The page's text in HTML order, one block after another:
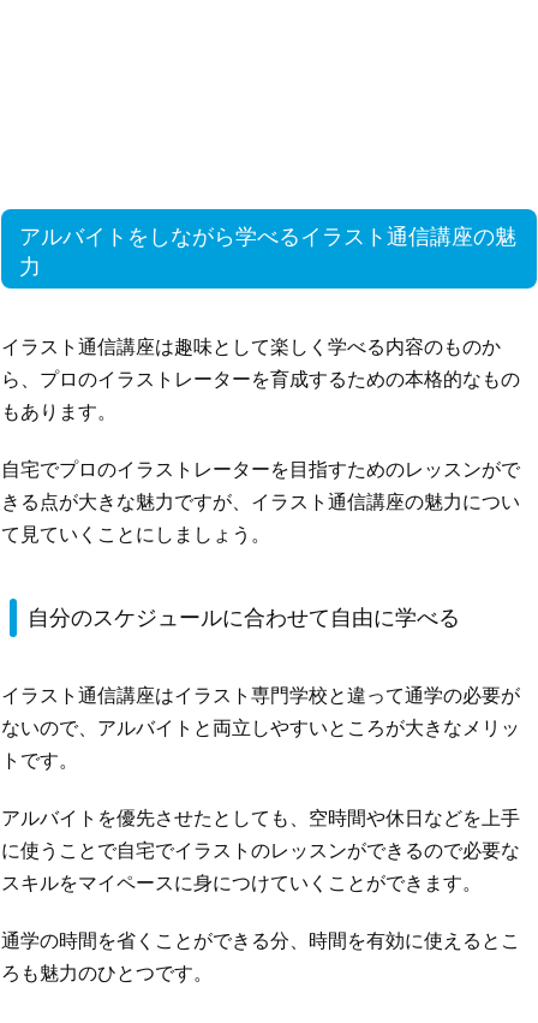
アルバイトをしながら学べるイラスト通信講座の魅
力
イラスト通信講座は趣味として楽しく学べる内容のものか
ら、プロのイラストレーターを育成するための本格的なもの
もあります。
自宅でプロのイラストレーターを目指すためのレッスンがで
きる点が大きな魅力ですが、イラスト通信講座の魅力につい
て見ていくことにしましょう。
自分のスケジュールに合わせて自由に学べる
イラスト通信講座はイラスト専門学校と違って通学の必要が
ないので、アルバイトと両立しやすいところが大きなメリッ
トです。
アルバイトを優先させたとしても、空時間や休日などを上手
に使うことで自宅でイラストのレッスンができるので必要な
スキルをマイペースに身につけていくことができます。
通学の時間を省くことができる分、時間を有効に使えるとこ
ろも魅力のひとつです。